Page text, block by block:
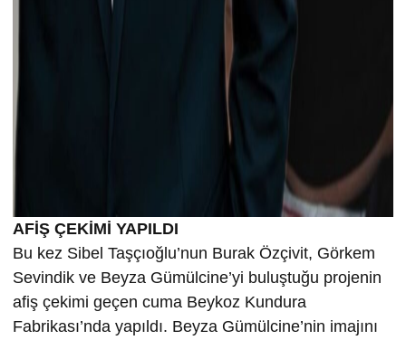
AFİŞ ÇEKİMİ YAPILDI
Bu kez Sibel Taşçıoğlu’nun Burak Özçivit, Görkem
Sevindik ve Beyza Gümülcine’yi buluştuğu projenin
afiş çekimi geçen cuma Beykoz Kundura
Fabrikası’nda yapıldı. Beyza Gümülcine’nin imajını